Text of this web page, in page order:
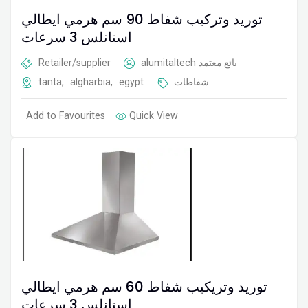
توريد وتركيب شفاط 90 سم ھرمي ایطالي
استانلس 3 سرعات
Retailer/supplier alumitaltech بائع معتمد
tanta, algharbia, egypt شفاطات
Add to Favourites Quick View
توريد وتريكيب شفاط 60 سم ھرمي ایطالي